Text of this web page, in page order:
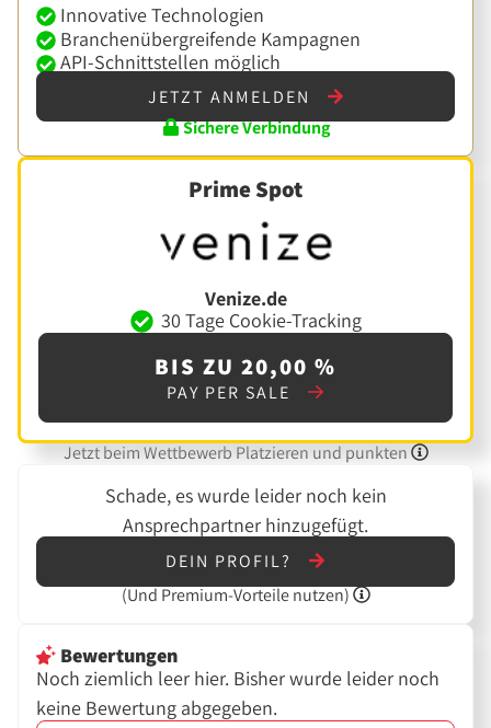
Innovative Technologien
Branchenübergreifende Kampagnen
API-Schnittstellen möglich
JETZT ANMELDEN
Sichere Verbindung
Prime Spot
Venize.de
30 Tage Cookie-Tracking
BIS ZU 20,00 %
PAY PER SALE
Jetzt beim Wettbewerb Platzieren und punkten
Schade, es wurde leider noch kein
Ansprechpartner hinzugefügt.
DEIN PROFIL?
(UndPremium-Vorteile nutzen)
Bewertungen
Noch ziemlich leer hier. Bisher wurde leider noch
keine Bewertung abgegeben.